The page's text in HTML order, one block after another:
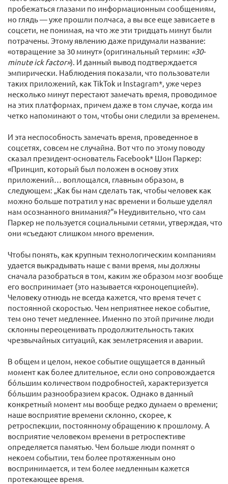
пробежаться глазами по информационным сообщениям,
но глядь — уже прошли полчаса, а вы все еще зависаете в
соцсети, не понимая, на что же эти тридцать минут были
потрачены. Этому явлению даже придумали название:
«отвращение за 30 минут» (оригинальный термин: «30-
minute ick factor»). И данный вывод подтверждается
эмпирически. Наблюдения показали, что пользователи
таких приложений, как TikTok и Instagram*, уже через
несколько минут перестают замечать время, проводимое
на этих платформах, причем даже в том случае, когда им
четко напоминают о том, чтобы они следили за временем.
И эта неспособность замечать время, проведенное в
соцсетях, совсем не случайна. Вот что по этому поводу
сказал президент-основатель Facebook* Шон Паркер:
«Принцип, который был положен в основу этих
приложений… воплощался, главным образом, в
следующем: „Как бы нам сделать так, чтобы человек как
можно больше потратил у нас времени и больше уделял
нам осознанного внимания?“» Неудивительно, что сам
Паркер не пользуется социальными сетями, утверждая, что
они «съедают слишком много времени».
Чтобы понять, как крупным технологическим компаниям
удается выкрадывать наше с вами время, мы должны
сначала разобраться в том, каким же образом мозг вообще
его воспринимает (это называется «хроноцепцией»).
Человеку отнюдь не всегда кажется, что время течет с
постоянной скоростью. Чем неприятнее некое событие,
тем оно течет медленнее. Именно по этой причине люди
склонны переоценивать продолжительность таких
чрезвычайных ситуаций, как землетрясения и аварии.
В общем и целом, некое событие ощущается в данный
момент как более длительное, если оно сопровождается
бóльшим количеством подробностей, характеризуется
бóльшим разнообразием красок. Однако в данный
конкретный момент мы вообще редко думаем о времени;
наше восприятие времени склонно, скорее, к
ретроспекции, постоянному обращению к прошлому. А
восприятие человеком времени в ретроспективе
определяется памятью. Чем больше люди помнят о
некоем событии, тем более протяженным оно
воспринимается, и тем более медленным кажется
протекающее время.